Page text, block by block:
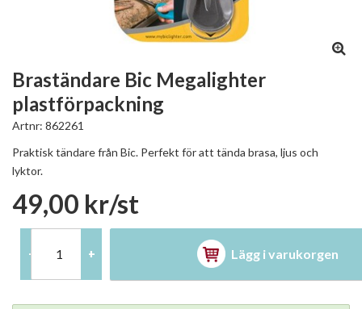
Braständare Bic Megalighter
plastförpackning
Artnr: 862261
Praktisk tändare från Bic. Perfekt för att tända brasa, ljus och
lyktor.
49,00 kr/st
- + Lägg i varukorgen